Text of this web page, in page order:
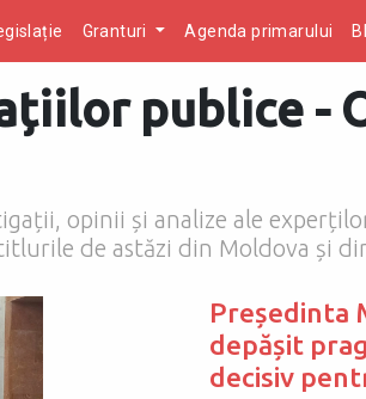
Granturi Agenda primarului
publice -
opinii și analize ale
de astăzi din Moldova și
Președinta
depășit
decisiv